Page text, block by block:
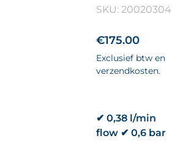
SKU: 20020304
€175.00
Exclusief btw en
verzendkosten.
✔ 0,38 l/min
flow ✔ 0,6 bar